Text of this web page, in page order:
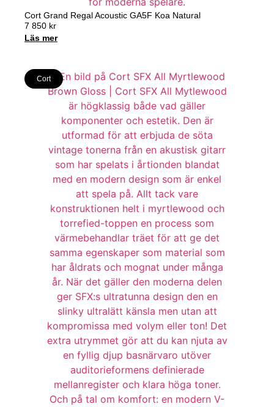
Cort Grand Regal Acoustic GA5F Koa Natural
7 850 kr
Läs mer
Cort